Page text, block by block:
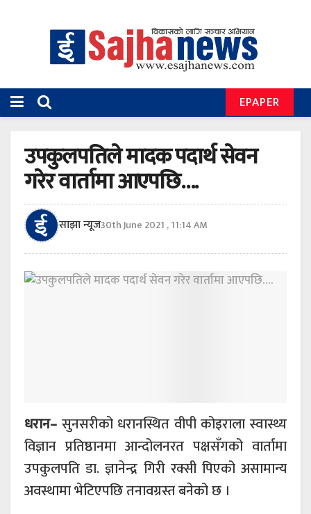
EPAPER
उपकुलपतिले मादक पदार्थ सेवन
गरेर वार्तामा आएपछि….
साझा न्यूज30th June 2021 , 11:14 AM
धरान– सुनसरीको धरानस्थित वीपी कोइराला स्वास्थ्य
विज्ञान प्रतिष्ठानमा आन्दोलनरत पक्षसँगको वार्तामा
उपकुलपति डा. ज्ञानेन्द्र गिरी रक्सी पिएको असामान्य
अवस्थामा भेटिएपछि तनावग्रस्त बनेको छ ।